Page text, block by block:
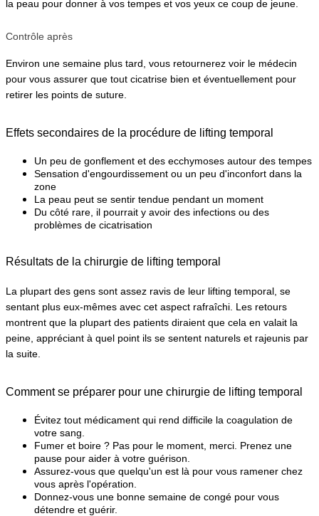
la peau pour donner à vos tempes et vos yeux ce coup de jeune.
Contrôle après
Environ une semaine plus tard, vous retournerez voir le médecin
pour vous assurer que tout cicatrise bien et éventuellement pour
retirer les points de suture.
Effets secondaires de la procédure de lifting temporal
Un peu de gonflement et des ecchymoses autour des tempes
Sensation d'engourdissement ou un peu d'inconfort dans la
zone
La peau peut se sentir tendue pendant un moment
Du côté rare, il pourrait y avoir des infections ou des
problèmes de cicatrisation
Résultats de la chirurgie de lifting temporal
La plupart des gens sont assez ravis de leur lifting temporal, se
sentant plus eux-mêmes avec cet aspect rafraîchi. Les retours
montrent que la plupart des patients diraient que cela en valait la
peine, appréciant à quel point ils se sentent naturels et rajeunis par
la suite.
Comment se préparer pour une chirurgie de lifting temporal
Évitez tout médicament qui rend difficile la coagulation de
votre sang.
Fumer et boire ? Pas pour le moment, merci. Prenez une
pause pour aider à votre guérison.
Assurez-vous que quelqu'un est là pour vous ramener chez
vous après l'opération.
Donnez-vous une bonne semaine de congé pour vous
détendre et guérir.